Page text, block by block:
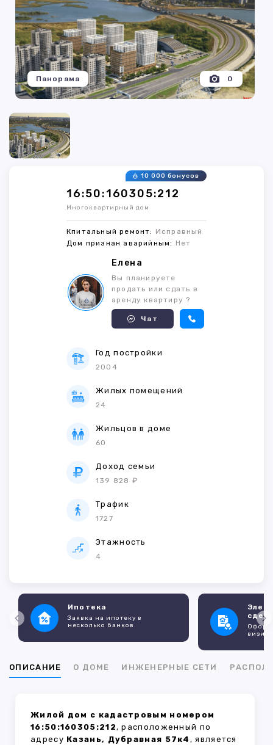
0
Панорама
16:50:160305:212
10 000 бонусов
Многоквартирный дом
Кпитальный ремонт: Исправный
Дом признан аварийным: Нет
Елена
Вы планируете
продать или сдать в
аренду квартиру ?
Чат
Год постройки
2004
Жилых помещений
24
Жильцов в доме
60
Доход семьи
139 828 ₽
Трафик
1727
Этажность
4
Ипотека
Заявка на ипотеку в
несколько банков
ОПИСАНИЕ О ДОМЕ ИНЖЕНЕРНЫЕ СЕТИ
Жилой дом с кадастровым номером
16:50:160305:212, расположенный по
адресу Казань, Дубравная 57к4 , является